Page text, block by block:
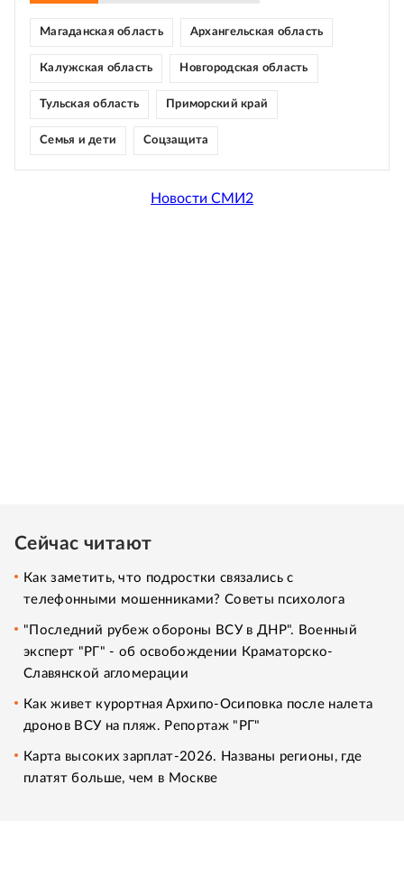
Магаданская область Архангельская область
Калужская область Новгородская область
Тульская область Приморский край
Семья и дети Соцзащита
Новости СМИ2
Сейчас читают
Как заметить, что подростки связались с
телефонными мошенниками? Советы психолога
"Последний рубеж обороны ВСУ в ДНР". Военный
эксперт "РГ" - об освобождении Краматорско-
Славянской агломерации
Как живет курортная Архипо-Осиповка после налета
дронов ВСУ на пляж. Репортаж "РГ"
Карта высоких зарплат-2026. Названы регионы, где
платят больше, чем в Москве